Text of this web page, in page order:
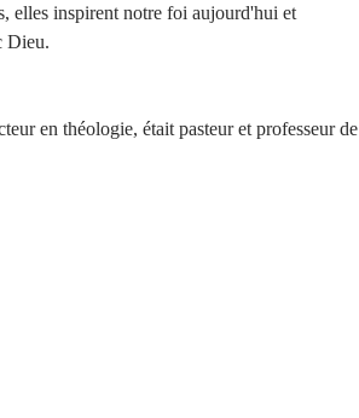
elles inspirent notre foi aujourd'hui et
Dieu.
en théologie, était pasteur et professeur de